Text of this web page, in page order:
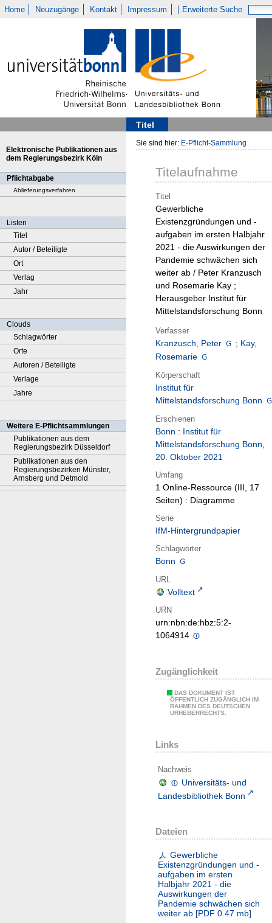
Home Neuzugänge Kontakt Impressum Erweiterte Suche
Titel
Elektronische Publikationen aus
dem Regierungsbezirk Köln
Pflichtabgabe
Ablieferungsverfahren
Listen
Titel
Autor / Beteiligte
Ort
Verlag
Jahr
Clouds
Schlagwörter
Orte
Autoren / Beteiligte
Verlage
Jahre
Weitere E-Pflichtsammlungen
Publikationen aus dem
Regierungsbezirk Düsseldorf
Publikationen aus den
Regierungsbezirken Münster,
Arnsberg und Detmold
Sie sind hier: E-Pflicht-Sammlung
Titelaufnahme
Titel
Gewerbliche
Existenzgründungen und -
aufgaben im ersten Halbjahr
2021 - die Auswirkungen der
Pandemie schwächen sich
weiter ab / Peter Kranzusch
und Rosemarie Kay ;
Herausgeber Institut für
Mittelstandsforschung Bonn
Verfasser
Kranzusch, Peter ; Kay,
Rosemarie
Körperschaft
Institut für
Mittelstandsforschung Bonn
Erschienen
Bonn : Institut für
Mittelstandsforschung Bonn,
20. Oktober 2021
Umfang
1 Online-Ressource (III, 17
Seiten) : Diagramme
Serie
IfM-Hintergrundpapier
Schlagwörter
Bonn
URL
Volltext
URN
urn:nbn:de:hbz:5:2-
1064914
Zugänglichkeit
DAS DOKUMENT IST
ÖFFENTLICH ZUGÄNGLICH IM
RAHMEN DES DEUTSCHEN
URHEBERRECHTS.
Links
Nachweis
Universitäts- und
Landesbibliothek Bonn
Dateien
Gewerbliche
Existenzgründungen und -
aufgaben im ersten
Halbjahr 2021 - die
Auswirkungen der
Pandemie schwächen sich
weiter ab [PDF 0.47 mb]